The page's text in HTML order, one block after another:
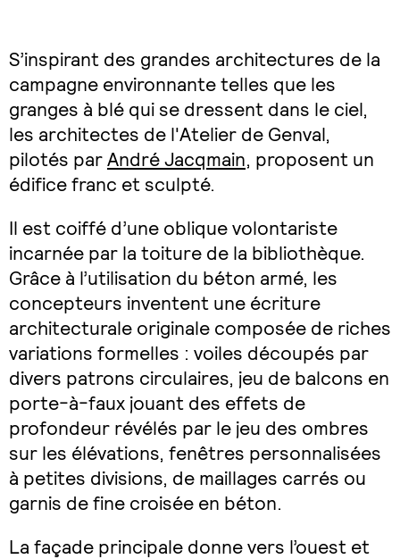
S’inspirant des grandes architectures de la
campagne environnante telles que les
granges à blé qui se dressent dans le ciel,
les architectes de l'Atelier de Genval,
pilotés parAndré Jacqmain, proposent un
édifice franc et sculpté.
Il est coiffé d’une oblique volontariste
incarnée par la toiture de la bibliothèque.
Grâce à l’utilisation du béton armé, les
concepteurs inventent une écriture
architecturale originale composée de riches
variations formelles : voiles découpés par
divers patrons circulaires, jeu de balcons en
porte-à-faux jouant des effets de
profondeur révélés par le jeu des ombres
sur les élévations, fenêtres personnalisées
à petites divisions, de maillages carrés ou
garnis de fine croisée en béton.
La façade principale donne vers l’ouest et